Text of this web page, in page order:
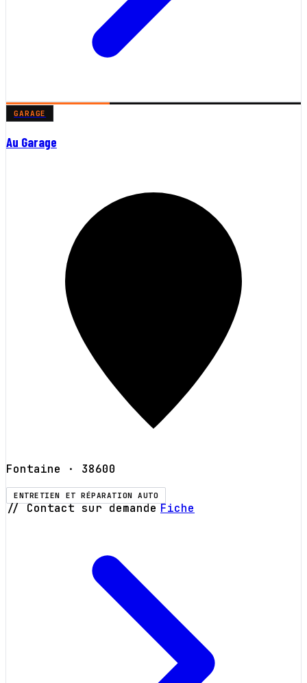
GARAGE
Au Garage
Fontaine · 38600
ENTRETIEN ET RÉPARATION AUTO
// Contact sur demande Fiche